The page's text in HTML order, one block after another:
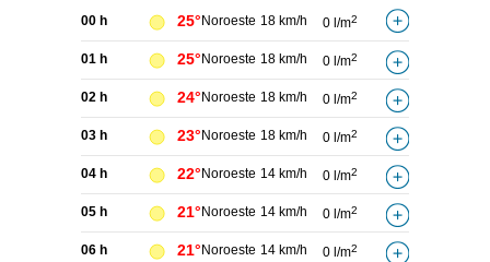
00 h 25° Noroeste 18 km/h 0 l/m2
01 h 25° Noroeste 18 km/h 0 l/m2
02 h 24° Noroeste 18 km/h 0 l/m2
03 h 23° Noroeste 18 km/h 0 l/m2
04 h 22° Noroeste 14 km/h 0 l/m2
05 h 21° Noroeste 14 km/h 0 l/m2
06 h 21° Noroeste 14 km/h 0 l/m2